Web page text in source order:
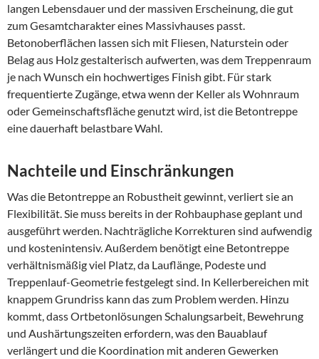
langen Lebensdauer und der massiven Erscheinung, die gut
zum Gesamtcharakter eines Massivhauses passt.
Betonoberflächen lassen sich mit Fliesen, Naturstein oder
Belag aus Holz gestalterisch aufwerten, was dem Treppenraum
je nach Wunsch ein hochwertiges Finish gibt. Für stark
frequentierte Zugänge, etwa wenn der Keller als Wohnraum
oder Gemeinschaftsfläche genutzt wird, ist die Betontreppe
eine dauerhaft belastbare Wahl.
Nachteile und Einschränkungen
Was die Betontreppe an Robustheit gewinnt, verliert sie an
Flexibilität. Sie muss bereits in der Rohbauphase geplant und
ausgeführt werden. Nachträgliche Korrekturen sind aufwendig
und kostenintensiv. Außerdem benötigt eine Betontreppe
verhältnismäßig viel Platz, da Lauflänge, Podeste und
Treppenlauf-Geometrie festgelegt sind. In Kellerbereichen mit
knappem Grundriss kann das zum Problem werden. Hinzu
kommt, dass Ortbetonlösungen Schalungsarbeit, Bewehrung
und Aushärtungszeiten erfordern, was den Bauablauf
verlängert und die Koordination mit anderen Gewerken